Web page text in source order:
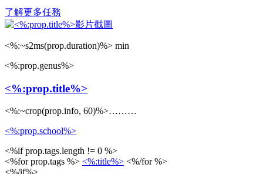
了解更多任務
<%:~s2ms(prop.duration)%> min
<%:prop.genus%>
<%:prop.title%>
<%:~crop(prop.info, 60)%>………
<%:prop.school%>
<%if prop.tags.length != 0 %>
<%for prop.tags %> <%:title%> <%/for %>